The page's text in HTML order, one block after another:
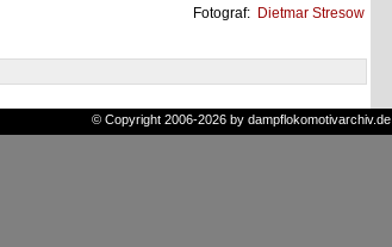
Fotograf: Dietmar Stresow
© Copyright 2006-2026 by dampflokomotivarchiv.de